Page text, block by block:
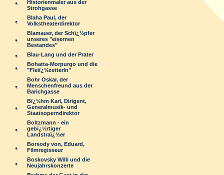
Historienmaler aus der
Strohgasse
Blaha Paul, der
Volkstheaterdirektor
Blamauer, der Schï¿½pfer
unseres "eisernen
Bestandes"
Blau-Lang und der Prater
Bohatta-Morpurgo und die
"Fleiï¿½zetterln"
Bohr Oskar, der
Menschenfreund aus der
Barichgasse
Bï¿½hm Karl, Dirigent,
Generalmusik- und
Staatsoperndirektor
Boltzmann - ein
gebï¿½rtiger
Landstraï¿½er
Borsody von, Eduard,
Filmregisseur
Boskovsky Willi und die
Neujahrskonzerte